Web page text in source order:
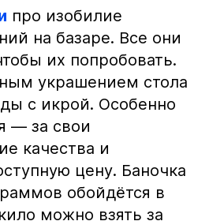
про изобилие
на базаре. Все они
их попробовать.
украшением стола
с икрой. Особенно
— за свои
качества и
цену. Баночка
обойдётся в
можно взять за